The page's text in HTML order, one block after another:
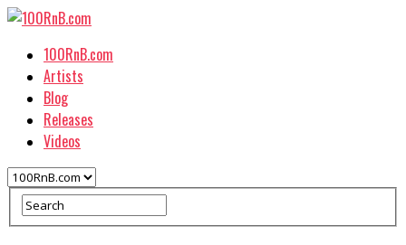
100RnB.com
Artists
Blog
Releases
Videos